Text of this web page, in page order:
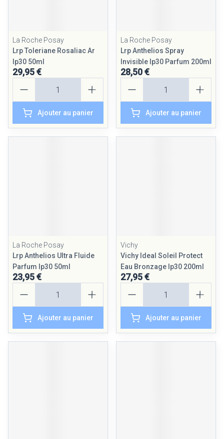
La Roche Posay
Lrp Toleriane Rosaliac Ar
Ip30 50ml
29,95 €
Ajouter au panier
La Roche Posay
Lrp Anthelios Spray
Invisible Ip30 Parfum 200ml
28,50 €
Ajouter au panier
La Roche Posay
Lrp Anthelios Ultra Fluide
Parfum Ip30 50ml
23,95 €
Ajouter au panier
Vichy
Vichy Ideal Soleil Protect
Eau Bronzage Ip30 200ml
27,95 €
Ajouter au panier